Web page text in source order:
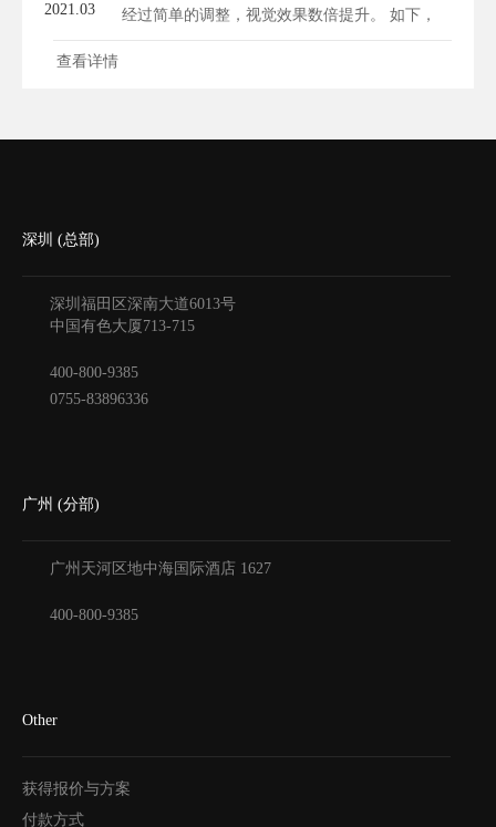
2021.03
经过简单的调整，视觉效果数倍提升。 如下，
我...
查看详情
深圳 (总部)
深圳福田区深南大道6013号
中国有色大厦713-715
400-800-9385
0755-83896336
广州 (分部)
广州天河区地中海国际酒店 1627
400-800-9385
Other
获得报价与方案
付款方式